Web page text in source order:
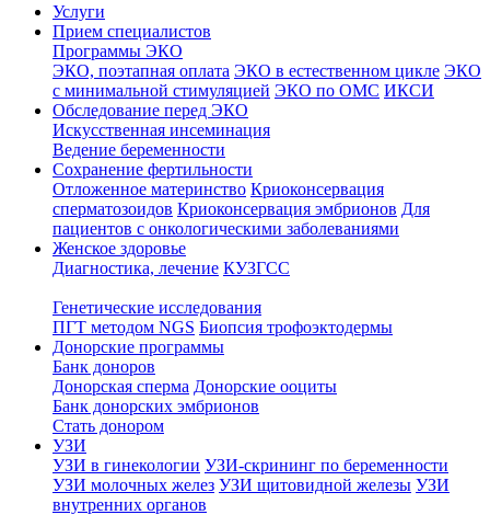
Услуги
Прием специалистов
Программы ЭКО
ЭКО, поэтапная оплата ЭКО в естественном цикле ЭКО
с минимальной стимуляцией ЭКО по ОМС ИКСИ
Обследование перед ЭКО
Искусственная инсеминация
Ведение беременности
Сохранение фертильности
Отложенное материнство Криоконсервация
сперматозоидов Криоконсервация эмбрионов Для
пациентов с онкологическими заболеваниями
Женское здоровье
Диагностика, лечение КУЗГСС
Генетические исследования
ПГТ методом NGS Биопсия трофоэктодермы
Донорские программы
Банк доноров
Донорская сперма Донорские ооциты
Банк донорских эмбрионов
Стать донором
УЗИ
УЗИ в гинекологии УЗИ-скрининг по беременности
УЗИ молочных желез УЗИ щитовидной железы УЗИ
внутренних органов